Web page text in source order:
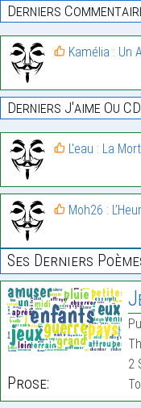
Derniers
Kamélia : Un
Derniers J'aime Ou
L'eau : La
Moh26 :
Ses Derniers
Prose:
2